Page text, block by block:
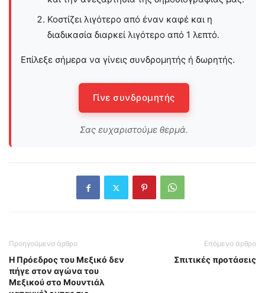
Κοστίζει λιγότερο από έναν καφέ και η
διαδικασία διαρκεί λιγότερο από 1 λεπτό.
Επίλεξε σήμερα να γίνεις συνδρομητής ή δωρητής.
Γίνε συνδρομητής
Σας ευχαριστούμε θερμά.
Προηγούμενο άρθρο
Η Πρόεδρος του Μεξικό δεν
πήγε στον αγώνα του
Μεξικού στο Μουντιάλ
Επόμενο άρθρο
Σπιτικές προτάσεις